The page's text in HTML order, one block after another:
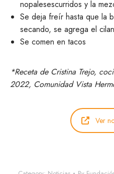
nopalesescurridos y la
Se deja freír hasta que la
secando, se agrega el
Se comen en tacos
*Receta de Cristina Trejo,
2022, Comunidad Vista
Ver